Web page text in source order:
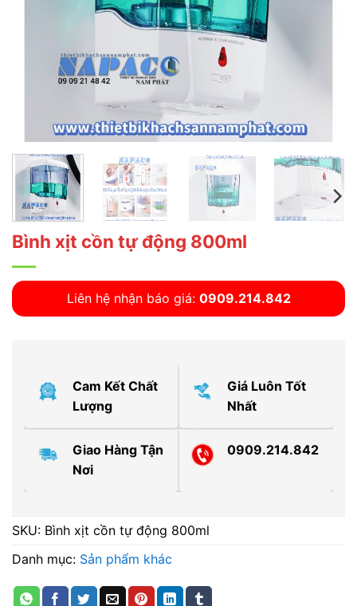
Bình xịt cồn tự động 800ml
Liên hệ nhận báo giá: 0909.214.842
Cam Kết Chất
Lượng
Giá Luôn Tốt
Nhất
Giao Hàng Tận
Nơi
0909.214.842
SKU: Bình xịt cồn tự động 800ml
Danh mục: Sản phẩm khác